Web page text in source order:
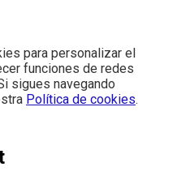
para personalizar el
funciones de redes
sigues navegando
Política de cookies.